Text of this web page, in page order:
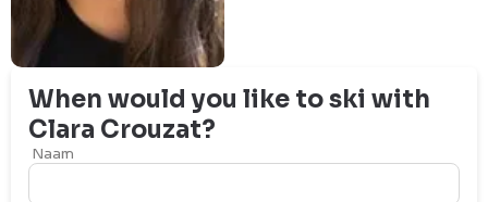
When would you like to ski with
Clara Crouzat?
Naam